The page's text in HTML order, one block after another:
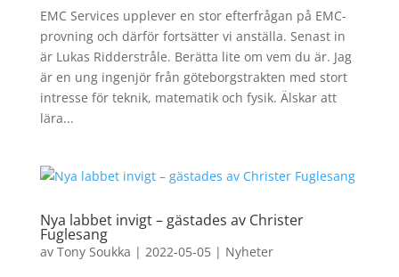
EMC Services upplever en stor efterfrågan på EMC-
provning och därför fortsätter vi anställa. Senast in
är Lukas Ridderstråle. Berätta lite om vem du är. Jag
är en ung ingenjör från göteborgstrakten med stort
intresse för teknik, matematik och fysik. Älskar att
lära...
Nya labbet invigt – gästades av Christer
Fuglesang
av Tony Soukka | 2022-05-05| Nyheter